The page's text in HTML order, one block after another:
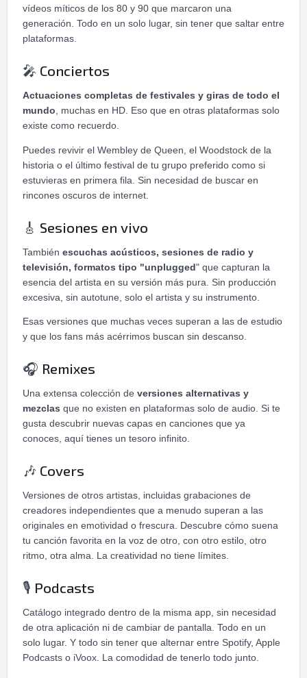
vídeos míticos de los 80 y 90 que marcaron una
generación. Todo en un solo lugar, sin tener que saltar entre
plataformas.
🎤 Conciertos
Actuaciones completas de festivales y giras de todo el
mundo, muchas en HD. Eso que en otras plataformas solo
existe como recuerdo.
Puedes revivir el Wembley de Queen, el Woodstock de la
historia o el último festival de tu grupo preferido como si
estuvieras en primera fila. Sin necesidad de buscar en
rincones oscuros de internet.
🎸 Sesiones en vivo
También escuchas acústicos, sesiones de radio y
televisión, formatos tipo "unplugged" que capturan la
esencia del artista en su versión más pura. Sin producción
excesiva, sin autotune, solo el artista y su instrumento.
Esas versiones que muchas veces superan a las de estudio
y que los fans más acérrimos buscan sin descanso.
🎧 Remixes
Una extensa colección de versiones alternativas y
mezclas que no existen en plataformas solo de audio. Si te
gusta descubrir nuevas capas en canciones que ya
conoces, aquí tienes un tesoro infinito.
🎶 Covers
Versiones de otros artistas, incluidas grabaciones de
creadores independientes que a menudo superan a las
originales en emotividad o frescura. Descubre cómo suena
tu canción favorita en la voz de otro, con otro estilo, otro
ritmo, otra alma. La creatividad no tiene límites.
🎙 ️ Podcasts
Catálogo integrado dentro de la misma app, sin necesidad
de otra aplicación ni de cambiar de pantalla. Todo en un
solo lugar. Y todo sin tener que alternar entre Spotify, Apple
Podcasts o iVoox. La comodidad de tenerlo todo junto.